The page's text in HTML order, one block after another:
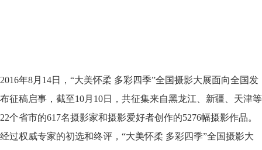
2016年8月14日，“大美怀柔 多彩四季”全国摄影大展面向全国发
布征稿启事，截至10月10日，共征集来自黑龙江、新疆、天津等
22个省市的617名摄影家和摄影爱好者创作的5276幅摄影作品。
经过权威专家的初选和终评，“大美怀柔 多彩四季”全国摄影大